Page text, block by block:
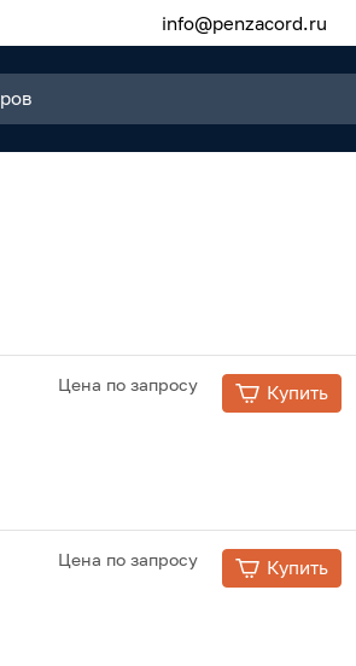
info@penzacord.ru
Цена по запросу Купить
Цена по запросу Купить